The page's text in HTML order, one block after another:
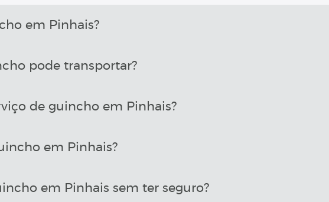
em Pinhais?
pode transportar?
de guincho em Pinhais?
em Pinhais?
em Pinhais sem ter seguro?